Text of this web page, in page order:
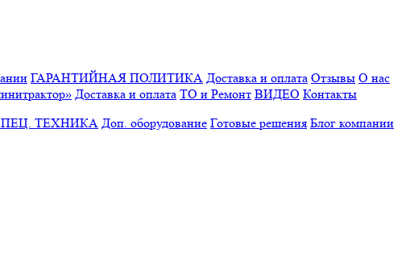
ГАРАНТИЙНАЯ ПОЛИТИКА Доставка и оплата Отзывы О нас
Доставка и оплата ТО и Ремонт ВИДЕО Контакты
ТЕХНИКА Доп. оборудование Готовые решения Блог компании